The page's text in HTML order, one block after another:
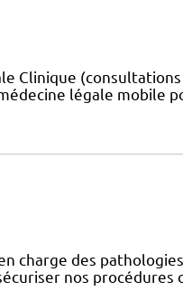
Clinique
légale mobile
charge des
nos procédures